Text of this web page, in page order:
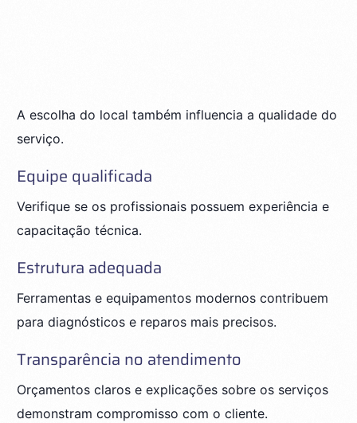
A escolha do local também influencia a qualidade do
serviço.
Equipe qualificada
Verifique se os profissionais possuem experiência e
capacitação técnica.
Estrutura adequada
Ferramentas e equipamentos modernos contribuem
para diagnósticos e reparos mais precisos.
Transparência no atendimento
Orçamentos claros e explicações sobre os serviços
demonstram compromisso com o cliente.